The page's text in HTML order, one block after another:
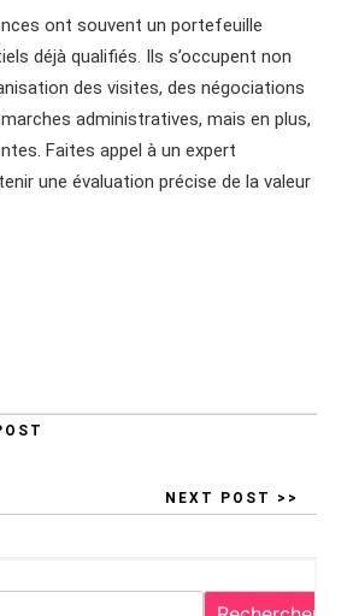
ont souvent un portefeuille
déjà qualifiés. Ils s’occupent non
des visites, des négociations
administratives, mais en plus,
Faites appel à un expert
une évaluation précise de la valeur
NEXT POST >>